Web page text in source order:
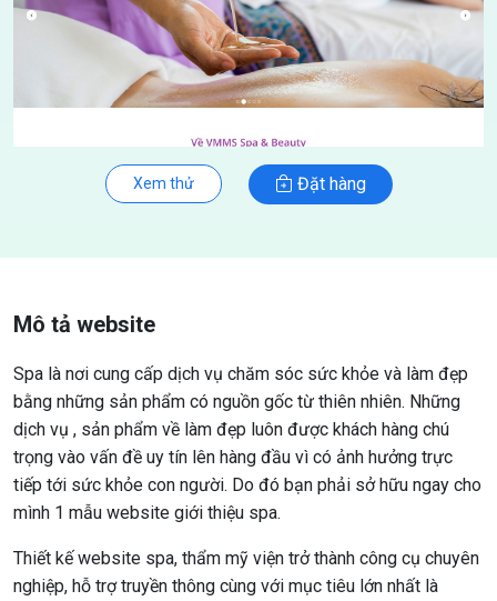
Xem thử Đặt hàng
Mô tả website
Spa là nơi cung cấp dịch vụ chăm sóc sức khỏe và làm đẹp
bằng những sản phẩm có nguồn gốc từ thiên nhiên. Những
dịch vụ , sản phẩm về làm đẹp luôn được khách hàng chú
trọng vào vấn đề uy tín lên hàng đầu vì có ảnh hưởng trực
tiếp tới sức khỏe con người. Do đó bạn phải sở hữu ngay cho
mình 1 mẫu website giới thiệu spa.
Thiết kế website spa, thẩm mỹ viện trở thành công cụ chuyên
nghiệp, hỗ trợ truyền thông cùng với mục tiêu lớn nhất là